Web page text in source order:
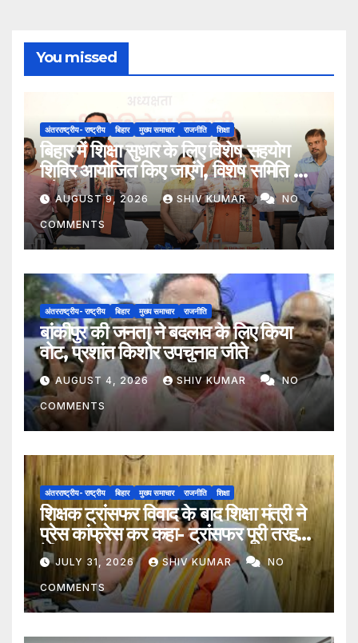
You missed
अंतरराष्ट्रीय- राष्ट्रीय बिहार मुख्य समाचार राजनीति शिक्षा
बिहार में शिक्षा सुधार के लिए विशेष सहयोग
शिविर आयोजित किए जाएंगे, विशेष समिति भी
बनेगीAUGUST 9, 2026 SHIV KUMAR NO
COMMENTS
अंतरराष्ट्रीय- राष्ट्रीय बिहार मुख्य समाचार राजनीति
बांकीपुर की जनता ने बदलाव के लिए किया
वोट, प्रशांत किशोर उपचुनाव जीते
AUGUST 4, 2026 SHIV KUMAR NO
COMMENTS
अंतरराष्ट्रीय- राष्ट्रीय बिहार मुख्य समाचार राजनीति शिक्षा
शिक्षक ट्रांसफर विवाद के बाद शिक्षा मंत्री ने
प्रेस कांफ्रेस कर कहा- ट्रांसफर पूरी तरह
ऐच्छिक
JULY 31, 2026 SHIV KUMAR NO
COMMENTS